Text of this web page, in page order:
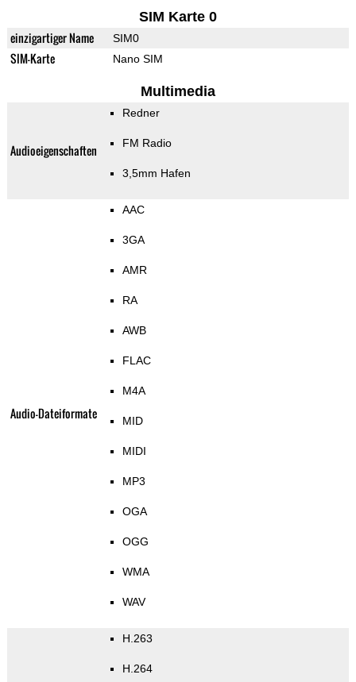
SIM Karte 0
einzigartiger Name SIM0
SIM-Karte Nano SIM
Multimedia
Audioeigenschaften
Redner
FM Radio
3,5mm Hafen
Audio-Dateiformate
AAC
3GA
AMR
RA
AWB
FLAC
M4A
MID
MIDI
MP3
OGA
OGG
WMA
WAV
H.263
H.264